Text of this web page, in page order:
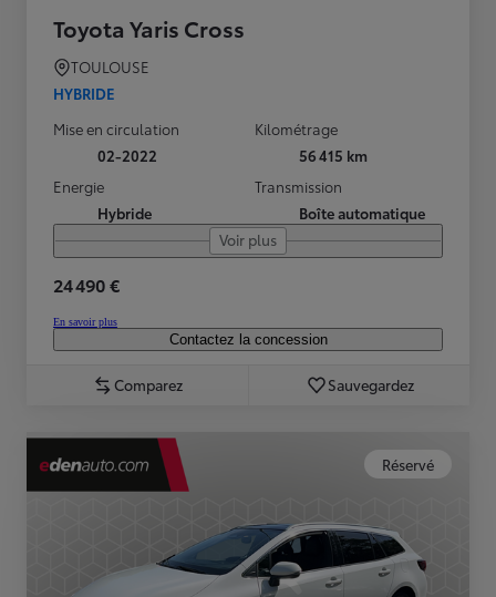
Toyota Yaris Cross
TOULOUSE
HYBRIDE
Mise en circulation
02-2022
Kilométrage
56 415 km
Energie
Hybride
Transmission
Boîte automatique
Voir plus
24 490 €
En savoir plus
Contactez la concession
Comparez Sauvegardez
Réservé